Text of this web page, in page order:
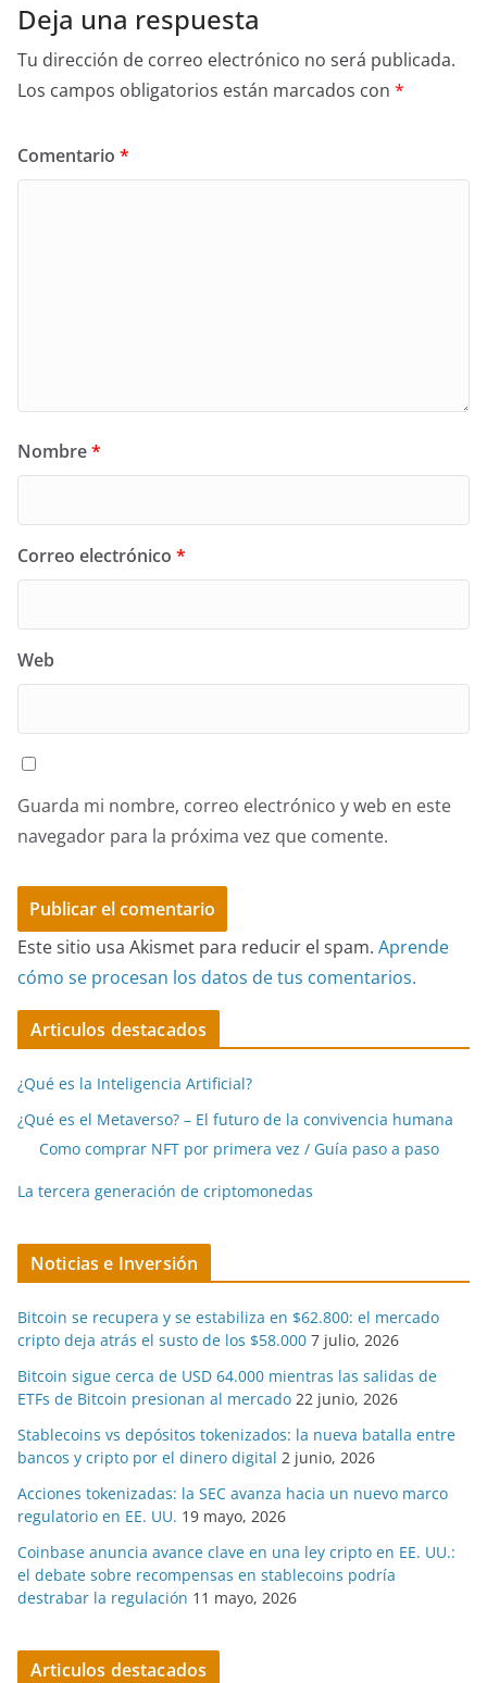
Deja una respuesta
Tu dirección de correo electrónico no será publicada.
Los campos obligatorios están marcados con *
Comentario *
Nombre*
Correo electrónico *
Web
Guarda mi nombre, correo electrónico y web en este
navegador para la próxima vez que comente.
Este sitio usa Akismet para reducir el spam. Aprende
cómo se procesan los datos de tus comentarios.
Articulos destacados
¿Qué es la Inteligencia Artificial?
¿Qué es el Metaverso? – El futuro de la convivencia humana
Como comprar NFT por primera vez / Guía paso a paso
La tercera generación de criptomonedas
Noticias e Inversión
Bitcoin se recupera y se estabiliza en $62.800: el mercado
cripto deja atrás el susto de los $58.000 7 julio, 2026
Bitcoin sigue cerca de USD 64.000 mientras las salidas de
ETFs de Bitcoin presionan al mercado 22 junio, 2026
Stablecoins vs depósitos tokenizados: la nueva batalla entre
bancos y cripto por el dinero digital 2 junio, 2026
Acciones tokenizadas: la SEC avanza hacia un nuevo marco
regulatorio en EE. UU. 19 mayo, 2026
Coinbase anuncia avance clave en una ley cripto en EE. UU.:
el debate sobre recompensas en stablecoins podría
destrabar la regulación 11 mayo, 2026
Articulos destacados